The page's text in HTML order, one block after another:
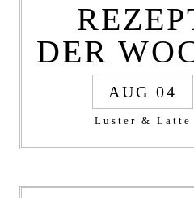
DER
AUG 04
Luster & Latte